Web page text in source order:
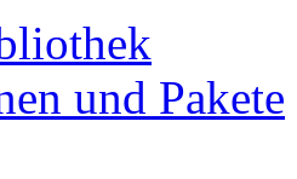
und Pakete